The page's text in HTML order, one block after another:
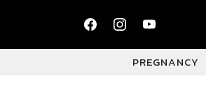
PREGNANCY